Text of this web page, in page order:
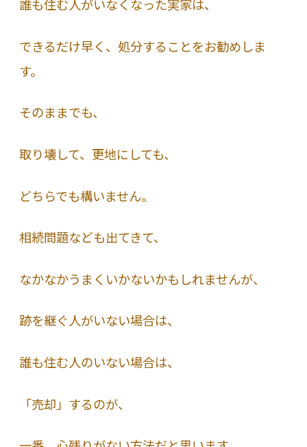
誰も住む人がいなくなった実家は、
できるだけ早く、処分することをお勧めしま
す。
そのままでも、
取り壊して、更地にしても、
どちらでも構いません。
相続問題なども出てきて、
なかなかうまくいかないかもしれませんが、
跡を継ぐ人がいない場合は、
誰も住む人のいない場合は、
「売却」するのが、